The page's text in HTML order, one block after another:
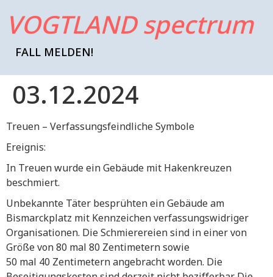
VOGTLAND spectrum
FALL MELDEN!
03.12.2024
Treuen – Verfassungsfeindliche Symbole
Ereignis:
In Treuen wurde ein Gebäude mit Hakenkreuzen
beschmiert.
Unbekannte Täter besprühten ein Gebäude am
Bismarckplatz mit Kennzeichen verfassungswidriger
Organisationen. Die Schmierereien sind in einer von
Größe von 80 mal 80 Zentimetern sowie
50 mal 40 Zentimetern angebracht worden. Die